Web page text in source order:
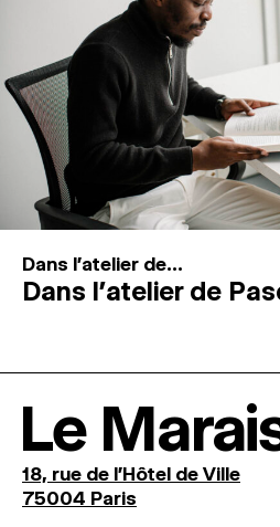
Dans l'atelier de...
Dans l’atelier de
Le
18, rue de l'Hôtel de Ville
75004 Paris